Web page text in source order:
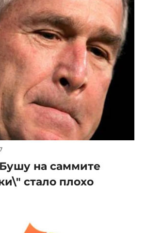
на саммите
стало плохо